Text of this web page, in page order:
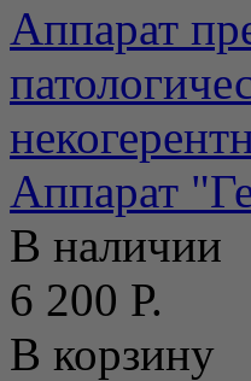
Аппарат
Аппарат
В наличии
6 200 Р.
В корзину